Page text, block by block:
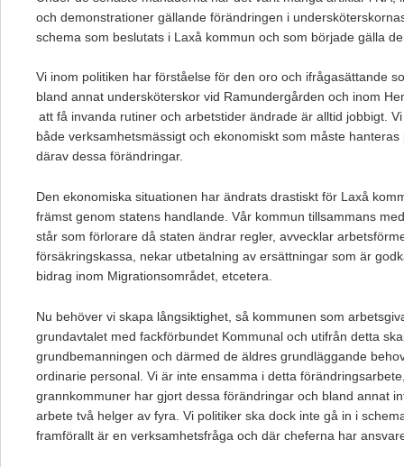
och demonstrationer gällande förändringen i
schema som beslutats i Laxå kommun och som började gälla
Vi inom politiken har förståelse för den oro och ifrågasättande
bland annat undersköterskor vid Ramundergården och inom
att få invanda rutiner och arbetstider ändrade är alltid jobbigt.
både verksamhetsmässigt och ekonomiskt som måste
därav dessa förändringar.
Den ekonomiska situationen har ändrats drastiskt för Laxå
främst genom statens handlande. Vår kommun tillsammans
står som förlorare då staten ändrar regler, avvecklar
försäkringskassa, nekar utbetalning av ersättningar som är
bidrag inom Migrationsområdet, etcetera.
Nu behöver vi skapa långsiktighet, så kommunen som
grundavtalet med fackförbundet Kommunal och utifrån detta
grundbemanningen och därmed de äldres grundläggande
ordinarie personal. Vi är inte ensamma i detta
grannkommuner har gjort dessa förändringar och bland annat
arbete två helger av fyra. Vi politiker ska dock inte gå in i
framförallt är en verksamhetsfråga och där cheferna har